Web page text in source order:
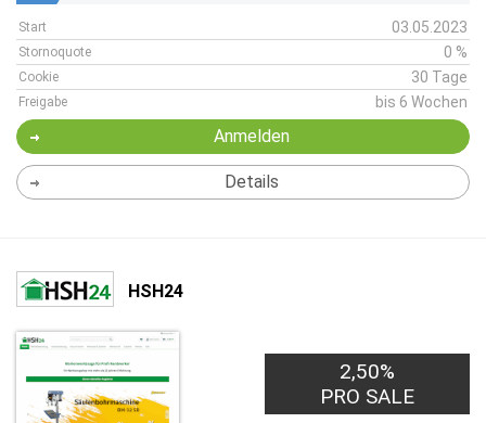
Start 03.05.2023
Stornoquote 0 %
Cookie 30 Tage
Freigabe bis 6 Wochen
Anmelden
Details
HSH24
2,50%
PRO SALE